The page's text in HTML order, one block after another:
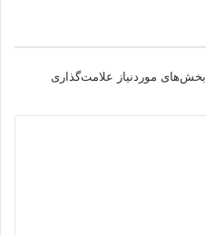
بخش‌های موردنیاز علامت‌گذاری